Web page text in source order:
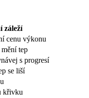
záleží
cenu výkonu
tep
s progresí
se liší
křivku